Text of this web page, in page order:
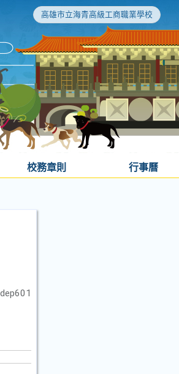
高雄市立海青高級工商職業學校
校務章則 行事曆
dep601